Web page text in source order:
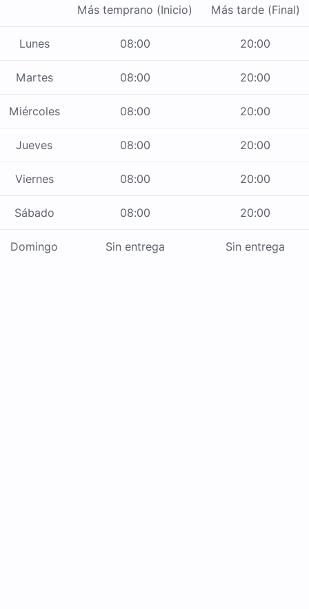
Más temprano (Inicio) Más tarde (Final)
Lunes 08:00 20:00
Martes 08:00 20:00
Miércoles 08:00 20:00
Jueves 08:00 20:00
Viernes 08:00 20:00
Sábado 08:00 20:00
Domingo Sin entrega Sin entrega